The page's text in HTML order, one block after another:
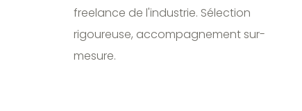
freelance de l'industrie. Sélection
rigoureuse, accompagnement sur-
mesure.